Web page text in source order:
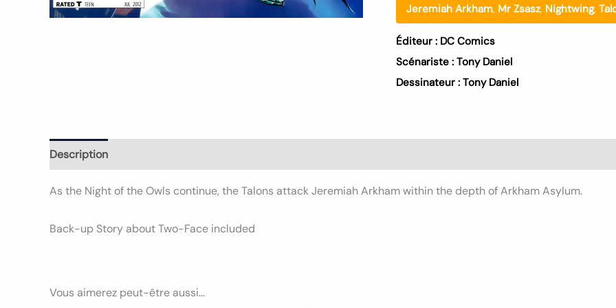
Jeremiah Arkham, Mr Zsasz, Nightwing,
Éditeur : DC Comics
Scénariste : Tony Daniel
Dessinateur : Tony Daniel
Description
As the Night of the Owls continue, the Talons attack Jeremiah Arkham within the depth of Arkham Asylum.
Back-up Story about Two-Face included
Vous aimerez peut-être aussi…